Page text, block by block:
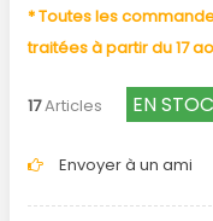
* Toutes les
traitées à partir du 17
17Articles EN
Envoyer à un ami